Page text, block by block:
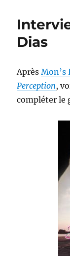
Dias
AprèsMon’s
Perception,
compléter le